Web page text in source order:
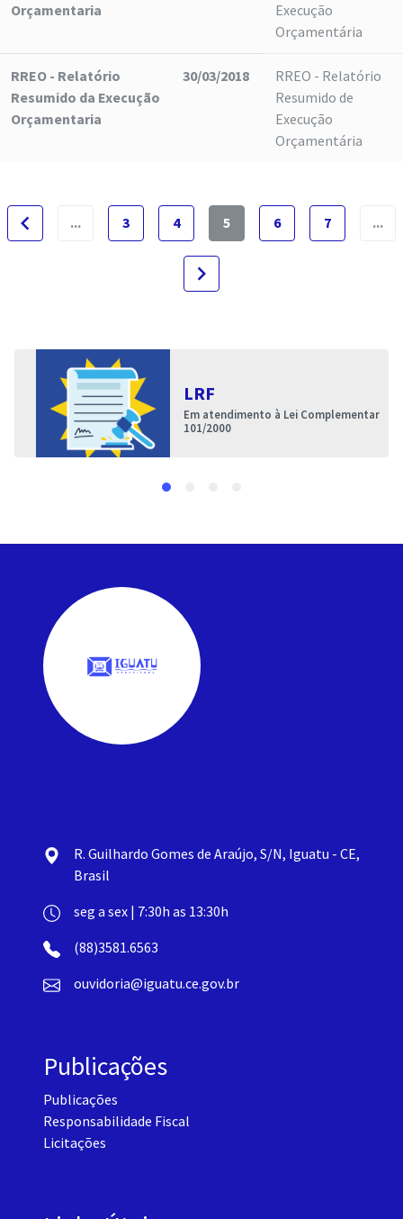
Orçamentaria
Execução
Orçamentária
RREO - Relatório
Resumido da Execução
Orçamentaria
30/03/2018
RREO - Relatório
Resumido de
Execução
Orçamentária
navigate_before ... 3 4 5 6 7 ...
navigate_next
LRF
Em atendimento à Lei Complementar
101/2000
R. Guilhardo Gomes de Araújo, S/N, Iguatu - CE,
Brasil
seg a sex | 7:30h as 13:30h
(88)3581.6563
ouvidoria@iguatu.ce.gov.br
Publicações
Publicações
Responsabilidade Fiscal
Licitações